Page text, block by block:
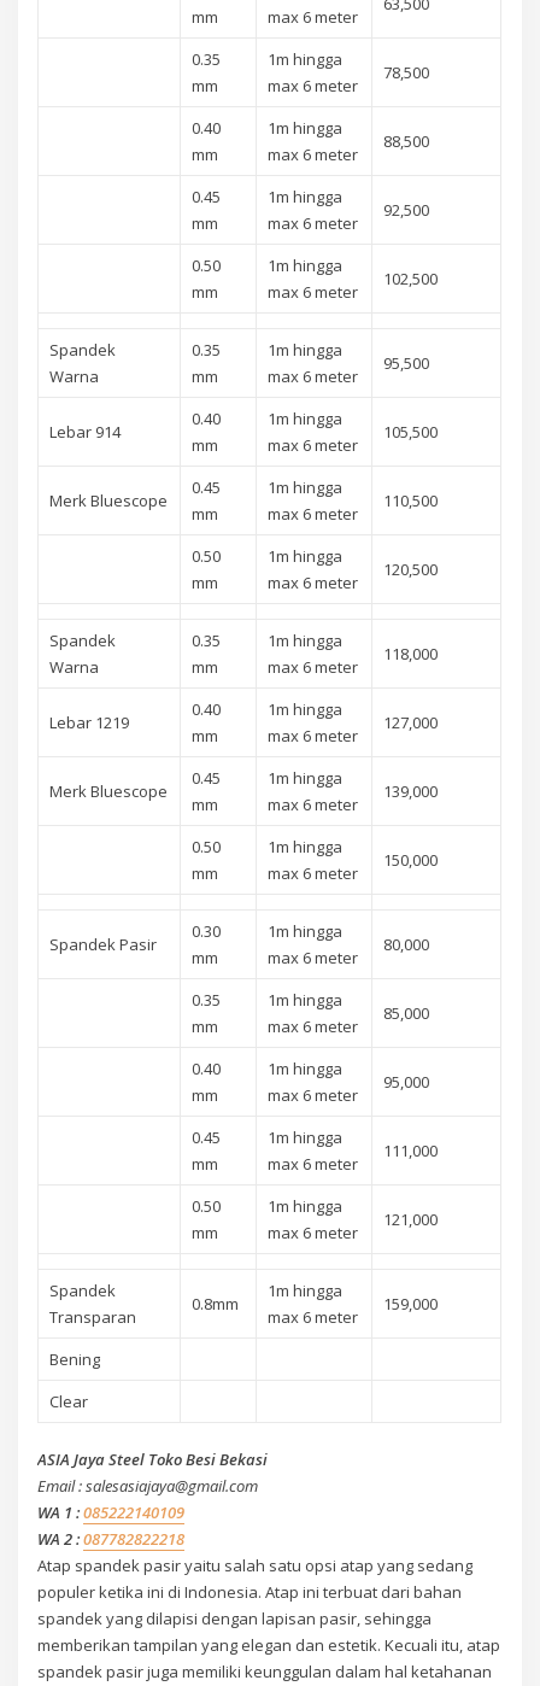
mm
max 6 meter
0.35
mm
1m hingga
max 6 meter
78,500
0.40
mm
1m hingga
max 6 meter
88,500
0.45
mm
1m hingga
max 6 meter
92,500
0.50
mm
1m hingga
max 6 meter
102,500
Spandek
Warna
0.35
mm
1m hingga
max 6 meter
95,500
Lebar 914
0.40
mm
1m hingga
max 6 meter
105,500
Merk Bluescope
0.45
mm
1m hingga
max 6 meter
110,500
0.50
mm
1m hingga
max 6 meter
120,500
Spandek
Warna
0.35
mm
1m hingga
max 6 meter
118,000
Lebar 1219
0.40
mm
1m hingga
max 6 meter
127,000
Merk Bluescope
0.45
mm
1m hingga
max 6 meter
139,000
0.50
mm
1m hingga
max 6 meter
150,000
Spandek Pasir
0.30
mm
1m hingga
max 6 meter
80,000
0.35
mm
1m hingga
max 6 meter
85,000
0.40
mm
1m hingga
max 6 meter
95,000
0.45
mm
1m hingga
max 6 meter
111,000
0.50
mm
1m hingga
max 6 meter
121,000
Spandek
Transparan
0.8mm
1m hingga
max 6 meter
159,000
Bening
Clear
ASIA Jaya Steel Toko Besi Bekasi
Email : salesasiajaya@gmail.com
WA 1 :085222140109
WA 2 :087782822218
Atap spandek pasir yaitu salah satu opsi atap yang sedang
populer ketika ini di Indonesia. Atap ini terbuat dari bahan
spandek yang dilapisi dengan lapisan pasir, sehingga
memberikan tampilan yang elegan dan estetik. Kecuali itu, atap
spandek pasir juga memiliki keunggulan dalam hal ketahanan